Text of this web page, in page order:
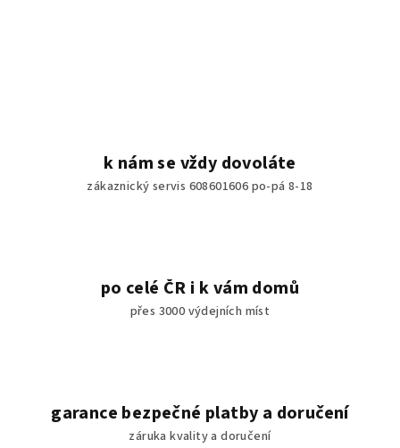
k nám se vždy dovoláte
zákaznický servis 608601606 po-pá 8-18
po celé ČR i k vám domů
přes 3000 výdejních míst
garance bezpečné platby a doručení
záruka kvality a doručení